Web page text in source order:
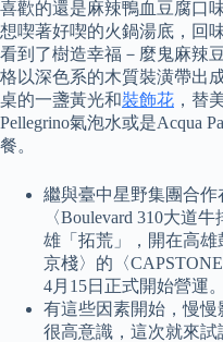
喜歡的還是麻辣鴨血豆腐口
想喫著好喫的火鍋湯底，回
看到了樹造幸福－麼鬼麻辣
格以深色系的木質裝潢帶出
桌的一盞黃光和裝飾花 ，替
Pellegrino氣泡水或是Acqua
餐。
繼與臺中星野集團合
〈Boulevard 310大道
雄「拓荒」，開在高
京棧〉的〈
4月15日正式開始營運。
有這些因素開始，慢慢
很高意識，這次就來